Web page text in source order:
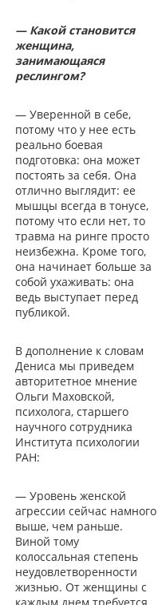
— Какой становится
женщина,
занимающаяся
реслингом?
— Уверенной в себе,
потому что у нее есть
реально боевая
подготовка: она может
постоять за себя. Она
отлично выглядит: ее
мышцы всегда в тонусе,
потому что если нет, то
травма на ринге просто
неизбежна. Кроме того,
она начинает больше за
собой ухаживать: она
ведь выступает перед
публикой.
В дополнение к словам
Дениса мы приведем
авторитетное мнение
Ольги Маховской,
психолога, старшего
научного сотрудника
Института психологии
РАН:
— Уровень женской
агрессии сейчас намного
выше, чем раньше.
Виной тому
колоссальная степень
неудовлетворенности
жизнью. От женщины с